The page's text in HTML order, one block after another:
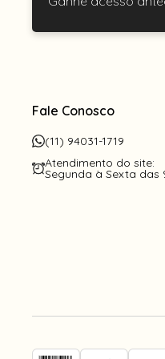
Fale Conosco
(11) 94031-1719
Atendimento do site:
Segunda à Sexta das